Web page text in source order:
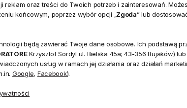
Zapisz się
oraz treści do Twoich potrzeb i zainteresowań.
końcowym, poprzez wybór opcji „Zgoda” lub
będą zawierać Twoje dane osobowe. Ich podstawą
Krzysztof Sordyl ul. Bielska 45a; 43-356 Bujaków)
usług w ramach jej działania oraz działań
Google, Facebook).